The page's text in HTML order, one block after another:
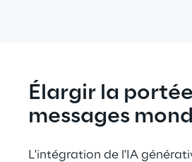
Élargir la
messages
L'intégration de l'IA